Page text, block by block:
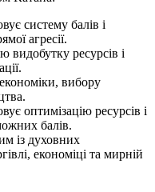
систему балів і
агресії.
видобутку ресурсів і
вибору
оптимізацію ресурсів і
балів.
із духовних
економіці та мирній